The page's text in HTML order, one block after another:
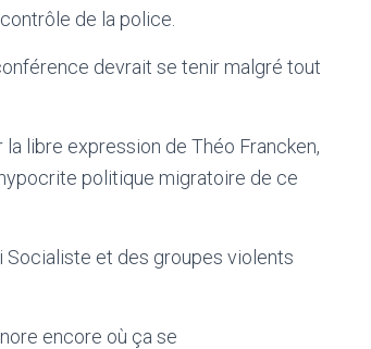
de la police.
devrait se tenir malgré tout
libre expression de Théo Francken,
politique migratoire de ce
Socialiste et des groupes violents
encore où ça se